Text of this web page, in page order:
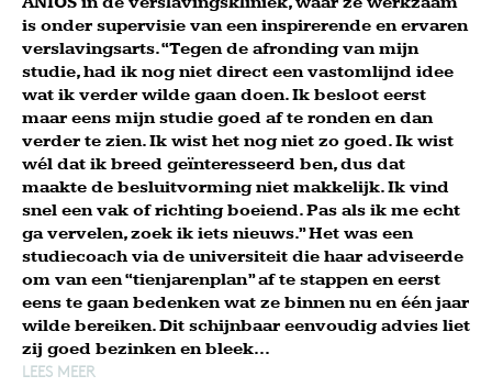
is onder supervisie van een inspirerende en ervaren
verslavingsarts. “Tegen de afronding van mijn
studie, had ik nog niet direct een vastomlijnd idee
wat ik verder wilde gaan doen. Ik besloot eerst
maar eens mijn studie goed af te ronden en dan
verder te zien. Ik wist het nog niet zo goed. Ik wist
wél dat ik breed geïnteresseerd ben, dus dat
maakte de besluitvorming niet makkelijk. Ik vind
snel een vak of richting boeiend. Pas als ik me echt
ga vervelen, zoek ik iets nieuws.” Het was een
studiecoach via de universiteit die haar adviseerde
om van een “tienjarenplan” af te stappen en eerst
eens te gaan bedenken wat ze binnen nu en één jaar
wilde bereiken. Dit schijnbaar eenvoudig advies liet
zij goed bezinken en bleek...
LEES MEER